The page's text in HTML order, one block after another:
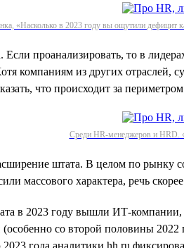
«Насколько в 2023 году вы ощутили
проанализировать, то в
компаниям из других отраслей,
что происходит за
Среди HR-менеджеров и HRD.
штата. В целом по рынку
массового характера, речь
в 2023 году вышли ИТ-компании,
со второй половины
года аналитики hh.ru